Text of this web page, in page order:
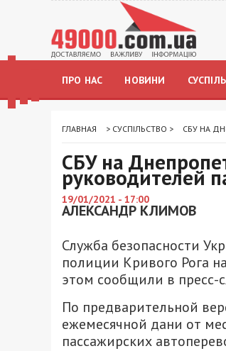
ПРО НАС НОВИНИ
ГЛАВНАЯ > СУСПІЛЬСТВО > СБУ НА
СБУ на
руководителей
19/01/2021 - 17:00
АЛЕКСАНДР КЛИМОВ
Служба безопасности
полиции Кривого Рога
этом сообщили в пресс-
По предварительной
ежемесячной дани от
пассажирских